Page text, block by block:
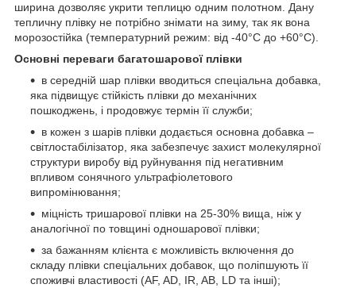
ширина дозволяє укрити теплицю одним полотном. Дану
тепличну плівку не потрібно знімати на зиму, так як вона
морозостійка (температурний режим: від -40°С до +60°С).
Основні переваги багатошарової плівки
в середній шар плівки вводиться спеціальна добавка,
яка підвищує стійкість плівки до механічних
пошкоджень, і продовжує термін її служби;
в кожен з шарів плівки додається основна добавка –
світлостабілізатор, яка забезпечує захист молекулярної
структури виробу від руйнування під негативним
впливом сонячного ультрафіолетового
випромінювання;
міцність тришарової плівки на 25-30% вища, ніж у
аналогічної по товщині одношарової плівки;
за бажанням клієнта є можливість включення до
складу плівки спеціальних добавок, що поліпшують її
споживчі властивості (AF, AD, IR, AB, LD та інші);